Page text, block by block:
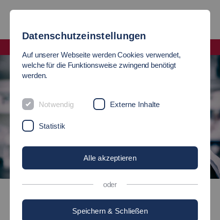
©
Chemieingenieurwesen / Farbe und Lack (B.Sc.)
Bachelor of Science (B.Sc.)
Datenschutzeinstellungen
Auf unserer Webseite werden Cookies verwendet,
welche für die Funktionsweise zwingend benötigt
werden.
Notwendig Externe Inhalte
Statistik
Alle akzeptieren
oder
Speichern & Schließen